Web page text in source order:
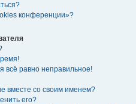
конференции»?
всё равно неправильное!
вместе со своим именем?
его?